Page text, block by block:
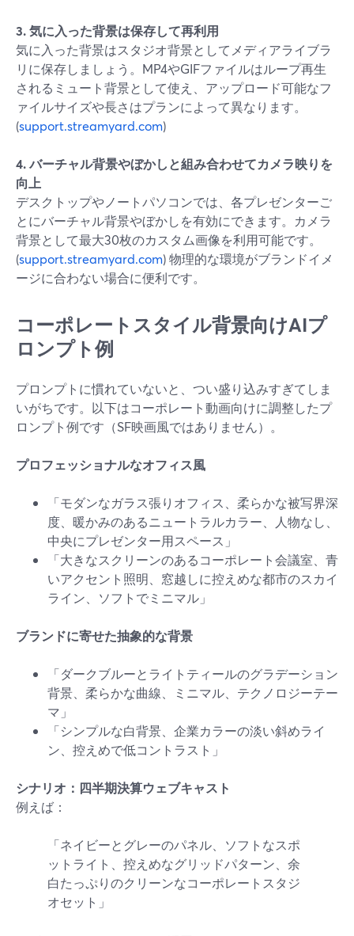
3. 気に入った背景は保存して再利用
気に入った背景はスタジオ背景としてメディアライブラ
リに保存しましょう。MP4やGIFファイルはループ再生
されるミュート背景として使え、アップロード可能なフ
ァイルサイズや長さはプランによって異なります。
(support.streamyard.com)
4. バーチャル背景やぼかしと組み合わせてカメラ映りを
向上
デスクトップやノートパソコンでは、各プレゼンターご
とにバーチャル背景やぼかしを有効にできます。カメラ
背景として最大30枚のカスタム画像を利用可能です。
(support.streamyard.com) 物理的な環境がブランドイメ
ージに合わない場合に便利です。
コーポレートスタイル背景向けAIプ
ロンプト例
プロンプトに慣れていないと、つい盛り込みすぎてしま
いがちです。以下はコーポレート動画向けに調整したプ
ロンプト例です（SF映画風ではありません）。
プロフェッショナルなオフィス風
「モダンなガラス張りオフィス、柔らかな被写界深
度、暖かみのあるニュートラルカラー、人物なし、
中央にプレゼンター用スペース」
「大きなスクリーンのあるコーポレート会議室、青
いアクセント照明、窓越しに控えめな都市のスカイ
ライン、ソフトでミニマル」
ブランドに寄せた抽象的な背景
「ダークブルーとライトティールのグラデーション
背景、柔らかな曲線、ミニマル、テクノロジーテー
マ」
「シンプルな白背景、企業カラーの淡い斜めライ
ン、控えめで低コントラスト」
シナリオ：四半期決算ウェブキャスト
例えば：
「ネイビーとグレーのパネル、ソフトなスポ
ットライト、控えめなグリッドパターン、余
白たっぷりのクリーンなコーポレートスタジ
オセット」